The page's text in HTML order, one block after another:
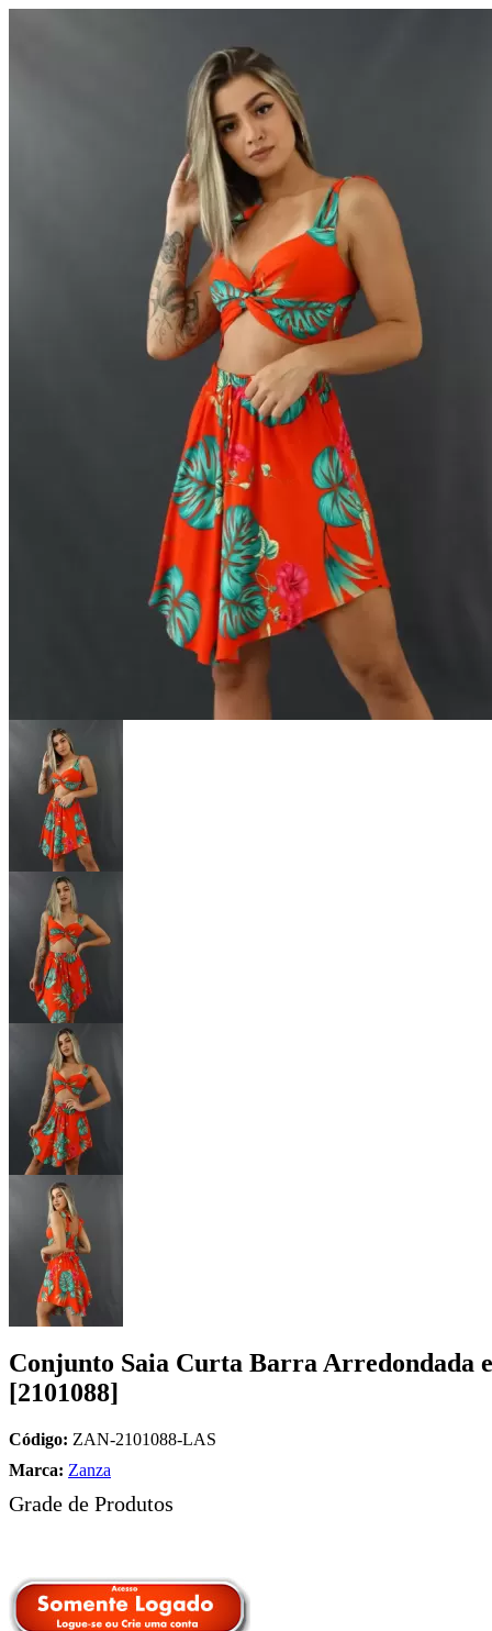
Conjunto Saia Curta Barra Arredondada
[2101088]
Código: ZAN-2101088-LAS
Marca: Zanza
Grade de Produtos